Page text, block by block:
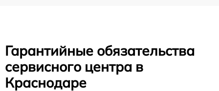
Гарантийные обязательства
сервисного центра в
Краснодаре